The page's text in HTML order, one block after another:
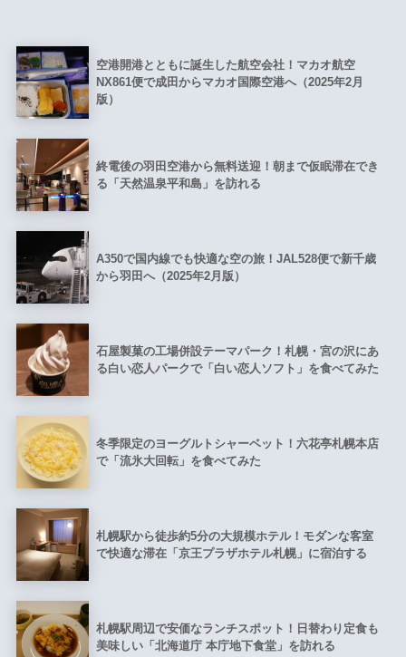
空港開港とともに誕生した航空会社！マカオ航空
NX861便で成田からマカオ国際空港へ（2025年2月
版）
終電後の羽田空港から無料送迎！朝まで仮眠滞在でき
る「天然温泉平和島」を訪れる
A350で国内線でも快適な空の旅！JAL528便で新千歳
から羽田へ（2025年2月版）
石屋製菓の工場併設テーマパーク！札幌・宮の沢にあ
る白い恋人パークで「白い恋人ソフト」を食べてみた
冬季限定のヨーグルトシャーベット！六花亭札幌本店
で「流氷大回転」を食べてみた
札幌駅から徒歩約5分の大規模ホテル！モダンな客室
で快適な滞在「京王プラザホテル札幌」に宿泊する
札幌駅周辺で安価なランチスポット！日替わり定食も
美味しい「北海道庁 本庁地下食堂」を訪れる